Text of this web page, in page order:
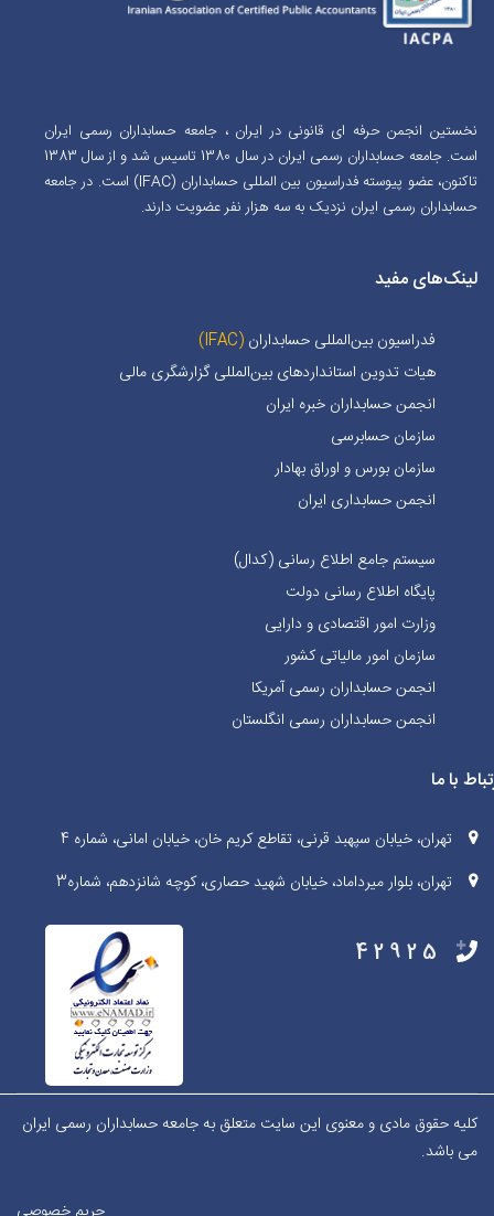
نخستین انجمن حرفه ای قانونی در ایران ، جامعه حسابداران رسمی ایران
است. جامعه حسابداران رسمی ایران در سال 1380 تاسیس شد و از سال 1383
تاکنون، عضو پیوسته فدراسیون بین المللی حسابداران (IFAC) است. در جامعه
حسابداران رسمی ایران نزدیک به سه هزار نفر عضویت دارند.
لینک‌های مفید
فدراسیون بین‌المللی حسابداران (IFAC)
هیات تدوین استانداردهای بین‌المللی گزارشگری مالی
انجمن حسابداران خبره ايران
سازمان حسابرسی
سازمان بورس و اوراق بهادار
انجمن حسابداری ایران
سیستم جامع اطلاع رسانی (کدال)
پایگاه اطلاع رسانی دولت
وزارت امور اقتصادی و دارایی
سازمان امور مالیاتی کشور
انجمن حسابداران رسمی آمریکا
انجمن حسابداران رسمی انگلستان
با ما
تهران، خیابان سپهبد قرنی، تقاطع کریم خان، خیابان امانی، شماره 4
تهران، بلوار میرداماد، خیابان شهید حصاری، کوچه شانزدهم، شماره3
42925
کلیه حقوق مادی و معنوی این سایت متعلق به جامعه حسابداران رسمی ایران
می باشد.